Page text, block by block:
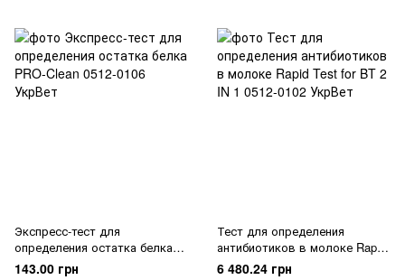
Экспресс-тест для
определения остатка белка
PRO-Clean
143.00 грн
Тест для определения
антибиотиков в молоке Rapid
Test for BT 2 IN 1
6 480.24 грн